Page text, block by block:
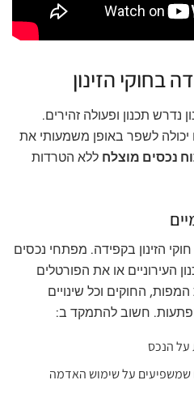
בחוקי הזינון
נדרש תכנון ופעולה זהירים.
לשפר באופן משמעותי את
נכסים מוצלח ללא הטרדות
הזינון בקפידה. מפתחי נכסים
העירוניים או את הפורטלים
החוקים וכל שינויים
חשוב להתמקד ב:
על הנכס
שמשפיעים על שימוש האדמה